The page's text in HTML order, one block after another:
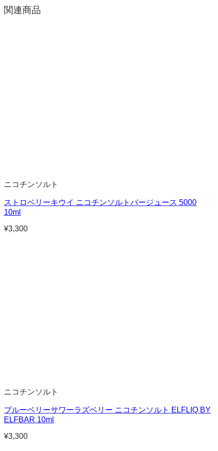
関連商品
ニコチンソルト
ストロベリーキウイ ニコチンソルトバージュース 5000
10ml
¥3,300
ニコチンソルト
ブルーベリーサワーラズベリー ニコチンソルト ELFLIQ BY
ELFBAR 10ml
¥3,300